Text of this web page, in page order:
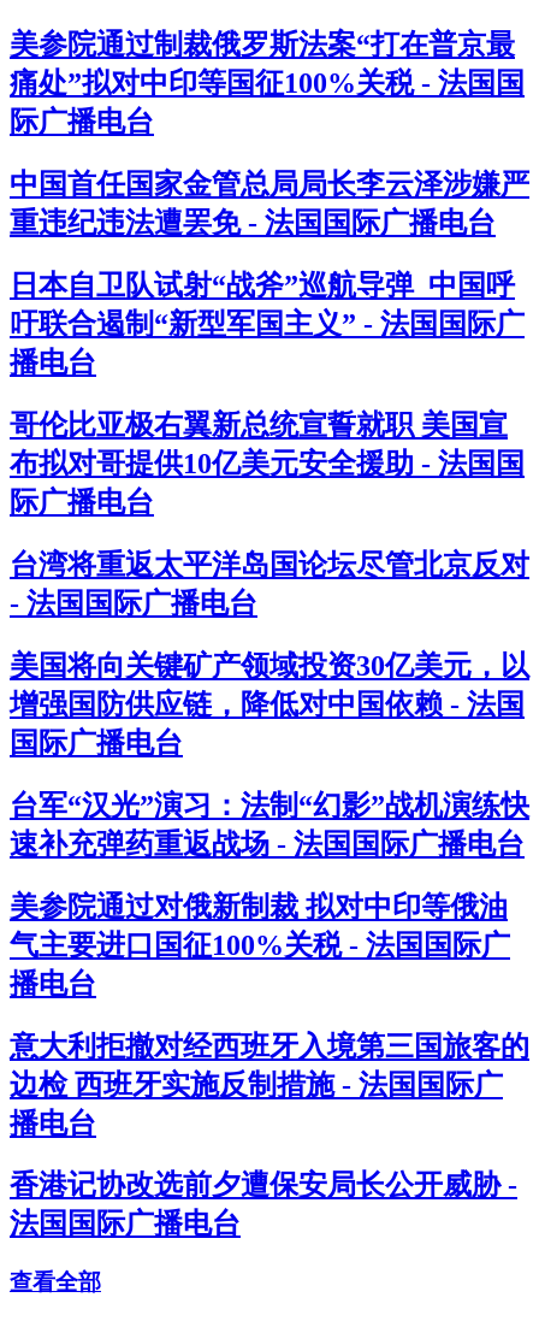
美参院通过制裁俄罗斯法案“打在普京最
痛处”拟对中印等国征100%关税 - 法国国
际广播电台
中国首任国家金管总局局长李云泽涉嫌严
重违纪违法遭罢免 - 法国国际广播电台
日本自卫队试射“战斧”巡航导弹 中国呼
吁联合遏制“新型军国主义” - 法国国际广
播电台
哥伦比亚极右翼新总统宣誓就职 美国宣
布拟对哥提供10亿美元安全援助 - 法国国
际广播电台
台湾将重返太平洋岛国论坛尽管北京反对
- 法国国际广播电台
美国将向关键矿产领域投资30亿美元，以
增强国防供应链，降低对中国依赖 - 法国
国际广播电台
台军“汉光”演习：法制“幻影”战机演练快
速补充弹药重返战场 - 法国国际广播电台
美参院通过对俄新制裁 拟对中印等俄油
气主要进口国征100%关税 - 法国国际广
播电台
意大利拒撤对经西班牙入境第三国旅客的
边检 西班牙实施反制措施 - 法国国际广
播电台
香港记协改选前夕遭保安局长公开威胁 -
法国国际广播电台
查看全部